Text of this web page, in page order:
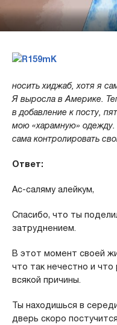
носить хиджаб, хотя я
Я выросла в Америке.
в добавление к посту,
мою «харамную»
сама контролировать
Ответ:
Ас-саляму алейкум,
Спасибо, что ты
затруднением.
В этот момент своей
что так нечестно и
всякой причины.
Ты находишься в
дверь скоро